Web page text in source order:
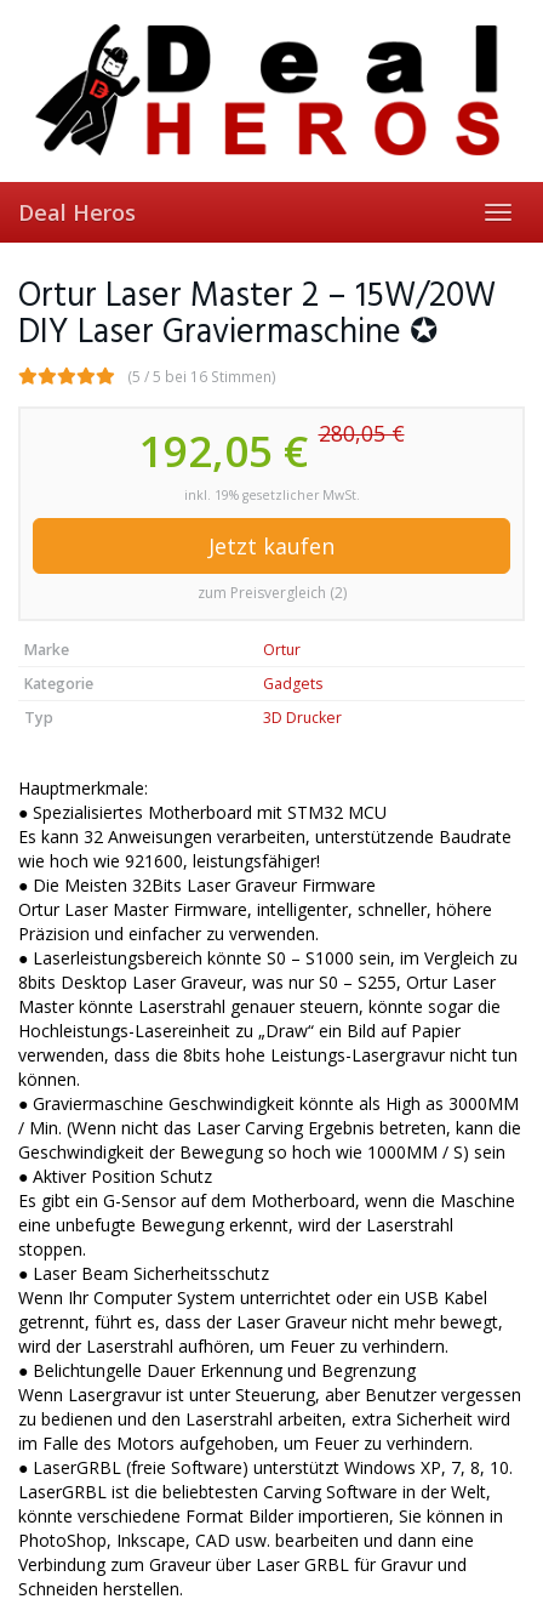
Deal Heros
Ortur Laser Master 2 – 15W/20W
DIY Laser Graviermaschine ✪
(5 / 5 bei 16 Stimmen)
192,05 €280,05 €
inkl. 19% gesetzlicher MwSt.
Jetzt kaufen
zum Preisvergleich (2)
Marke
Ortur
Kategorie
Gadgets
Typ
3D Drucker
Hauptmerkmale:
● Spezialisiertes Motherboard mit STM32 MCU
Es kann 32 Anweisungen verarbeiten, unterstützende Baudrate
wie hoch wie 921600, leistungsfähiger!
● Die Meisten 32Bits Laser Graveur Firmware
Ortur Laser Master Firmware, intelligenter, schneller, höhere
Präzision und einfacher zu verwenden.
● Laserleistungsbereich könnte S0 – S1000 sein, im Vergleich zu
8bits Desktop Laser Graveur, was nur S0 – S255, Ortur Laser
Master könnte Laserstrahl genauer steuern, könnte sogar die
Hochleistungs-Lasereinheit zu „Draw“ ein Bild auf Papier
verwenden, dass die 8bits hohe Leistungs-Lasergravur nicht tun
können.
● Graviermaschine Geschwindigkeit könnte als High as 3000MM
/ Min. (Wenn nicht das Laser Carving Ergebnis betreten, kann die
Geschwindigkeit der Bewegung so hoch wie 1000MM / S) sein
● Aktiver Position Schutz
Es gibt ein G-Sensor auf dem Motherboard, wenn die Maschine
eine unbefugte Bewegung erkennt, wird der Laserstrahl
stoppen.
● Laser Beam Sicherheitsschutz
Wenn Ihr Computer System unterrichtet oder ein USB Kabel
getrennt, führt es, dass der Laser Graveur nicht mehr bewegt,
wird der Laserstrahl aufhören, um Feuer zu verhindern.
● Belichtungelle Dauer Erkennung und Begrenzung
Wenn Lasergravur ist unter Steuerung, aber Benutzer vergessen
zu bedienen und den Laserstrahl arbeiten, extra Sicherheit wird
im Falle des Motors aufgehoben, um Feuer zu verhindern.
● LaserGRBL (freie Software) unterstützt Windows XP, 7, 8, 10.
LaserGRBL ist die beliebtesten Carving Software in der Welt,
könnte verschiedene Format Bilder importieren, Sie können in
PhotoShop, Inkscape, CAD usw. bearbeiten und dann eine
Verbindung zum Graveur über Laser GRBL für Gravur und
Schneiden herstellen.